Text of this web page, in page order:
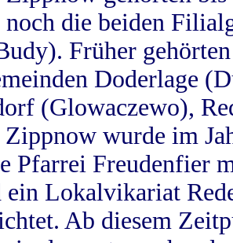
die beiden
Früher
Doderlage
(Glowaczewo),
wurde im
Pfarrei Freudenfier
ein Lokalvikariat
Ab diesem